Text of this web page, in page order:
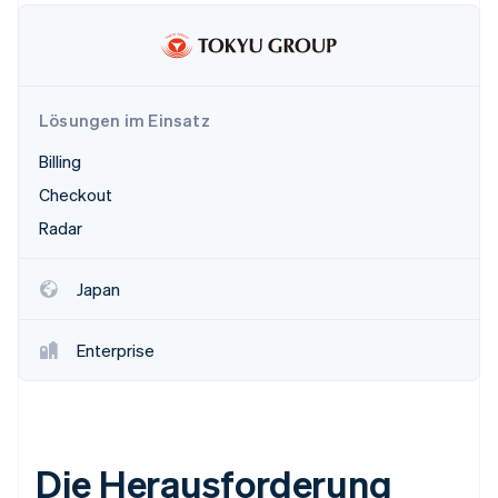
Erfahren Sie, wie Stripe Lösungen für
Lösungen im Einsatz
Billing
Checkout
Radar
Japan
Enterprise
Die Herausforderung